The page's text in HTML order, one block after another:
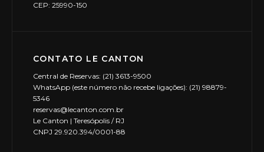
CEP: 25990-150
CONTATO LE CANTON
Central de Reservas: (21) 3613-9500
WhatsApp (este número não recebe ligações): (21) 98879-
5346
reservas@lecanton.com.br
Le Canton | Teresópolis / RJ
CNPJ 29.920.394/0001-88